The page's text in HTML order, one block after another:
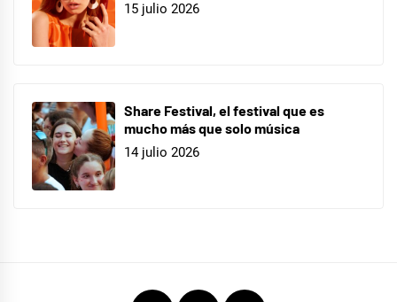
15 julio 2026
Share Festival, el festival que es
mucho más que solo música
14 julio 2026